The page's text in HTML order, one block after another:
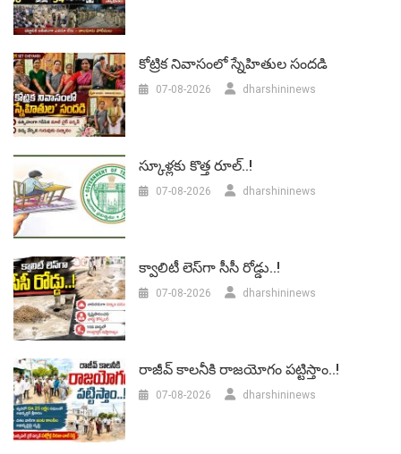
కోట్రిక నివాసంలో స్నేహితుల సందడి
07-08-2026 dharshininews
స్కూళ్లకు కొత్త రూల్..!
07-08-2026 dharshininews
క్వాలిటీ లెస్‌గా సీసీ రోడ్డు..!
07-08-2026 dharshininews
రాజీవ్ కాలనీకి రాజయోగం పట్టిస్తాం..!
07-08-2026 dharshininews